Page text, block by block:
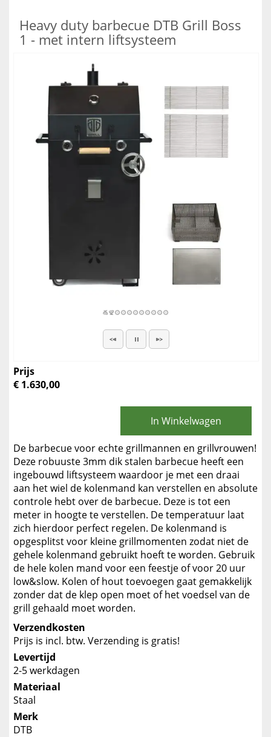
Heavy duty barbecue DTB Grill Boss
1 - met intern liftsysteem
Prijs
€ 1.630,00
In Winkelwagen
De barbecue voor echte grillmannen en grillvrouwen!
Deze robuuste 3mm dik stalen barbecue heeft een
ingebouwd liftsysteem waardoor je met een draai
aan het wiel de kolenmand kan verstellen en absolute
controle hebt over de barbecue. Deze is tot een
meter in hoogte te verstellen. De temperatuur laat
zich hierdoor perfect regelen. De kolenmand is
opgesplitst voor kleine grillmomenten zodat niet de
gehele kolenmand gebruikt hoeft te worden. Gebruik
de hele kolen mand voor een feestje of voor 20 uur
low&slow. Kolen of hout toevoegen gaat gemakkelijk
zonder dat de klep open moet of het voedsel van de
grill gehaald moet worden.
Verzendkosten
Prijs is incl. btw. Verzending is gratis!
Levertijd
2-5 werkdagen
Materiaal
Staal
Merk
DTB